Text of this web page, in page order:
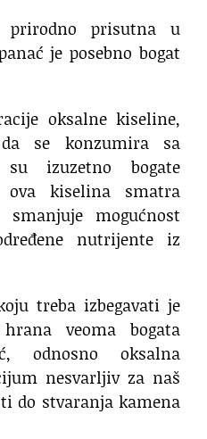
prirodno prisutna u
je posebno bogat
oksalne kiseline,
se konzumira sa
izuzetno bogate
kiselina smatra
mogućnost
nutrijente iz
treba izbegavati je
veoma bogata
odnosno oksalna
nesvarljiv za naš
do stvaranja kamena